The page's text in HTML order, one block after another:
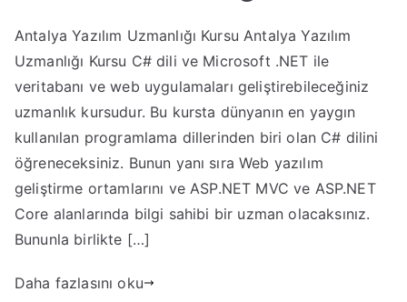
Antalya Yazılım Uzmanlığı Kursu Antalya Yazılım
Uzmanlığı Kursu C# dili ve Microsoft .NET ile
veritabanı ve web uygulamaları geliştirebileceğiniz
uzmanlık kursudur. Bu kursta dünyanın en yaygın
kullanılan programlama dillerinden biri olan C# dilini
öğreneceksiniz. Bunun yanı sıra Web yazılım
geliştirme ortamlarını ve ASP.NET MVC ve ASP.NET
Core alanlarında bilgi sahibi bir uzman olacaksınız.
Bununla birlikte […]
Daha fazlasını oku